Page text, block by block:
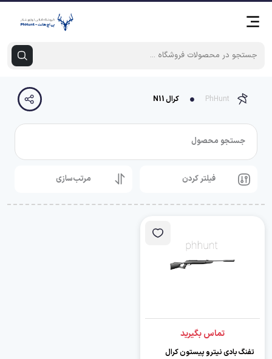
PhHunt کرال N11
جستجو محصول
فیلتر کردن مرتب‌سازی
تماس بگیرید
تفنگ بادی نیترو پیستون کرال